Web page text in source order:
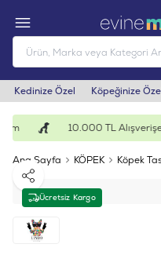
Kedinize Özel Köpeğinize
10.000 TL Alışverişe
Ana Sayfa KÖPEK Köpek
Ücretsiz Kargo
Paylaş